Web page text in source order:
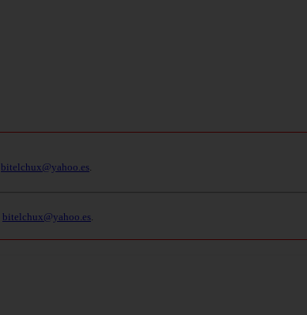
bitelchux@yahoo.es.
bitelchux@yahoo.es.